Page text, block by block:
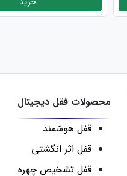
محصولات فقل دیجیتال
قفل هوشمند
قفل اثر انگشتی
قفل تشخیص چهره